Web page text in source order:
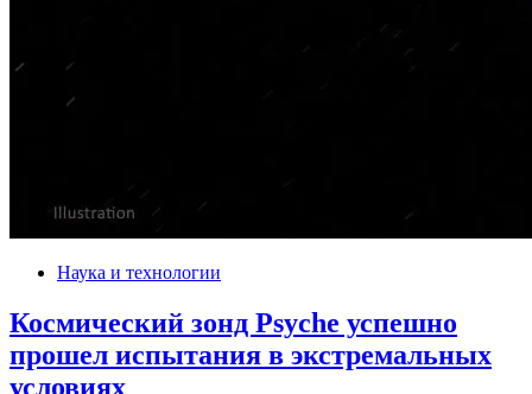
Наука и технологии
Космический зонд Psyche успешно
прошел испытания в экстремальных
условиях